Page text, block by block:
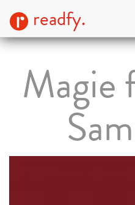
readfy.
Magie